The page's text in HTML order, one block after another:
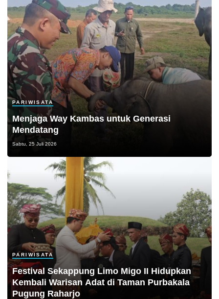
PARIWISATA
Menjaga Way Kambas untuk Generasi
Mendatang
Sabtu, 25 Juli 2026
PARIWISATA
Festival Sekappung Limo Migo II Hidupkan
Kembali Warisan Adat di Taman Purbakala
Pugung Raharjo